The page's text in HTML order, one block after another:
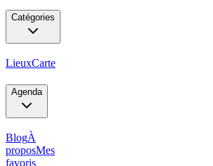
Catégories
LieuxCarte
Agenda
BlogÀ
proposMes
favoris